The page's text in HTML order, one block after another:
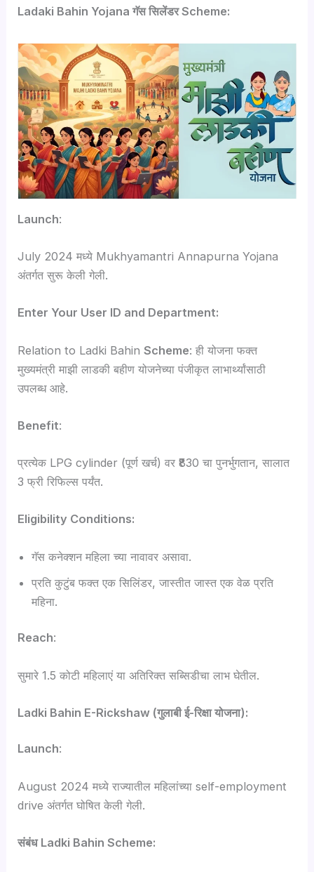
Ladaki Bahin Yojana गॅस सिलेंडर Scheme:
Launch:
July 2024 मध्ये Mukhyamantri Annapurna Yojana
अंतर्गत सुरू केली गेली.
Enter Your User ID and Department:
Relation to Ladki BahinScheme: ही योजना फक्त
मुख्यमंत्री माझी लाडकी बहीण योजनेच्या पंजीकृत लाभार्थ्यांसाठी
उपलब्ध आहे.
Benefit:
प्रत्येक LPG cylinder (पूर्ण खर्च) वर ₹830 चा पुनर्भुगतान, सालात
3 फ्री रिफिल्स पर्यंत.
Eligibility Conditions:
गॅस कनेक्शन महिला च्या नावावर असावा.
प्रति कुटुंब फक्त एक सिलिंडर, जास्तीत जास्त एक वेळ प्रति
महिना.
Reach:
सुमारे 1.5 कोटी महिलाएं या अतिरिक्त सब्सिडीचा लाभ घेतील.
Ladki Bahin E-Rickshaw (गुलाबी ई-रिक्षा योजना):
Launch:
August 2024 मध्ये राज्यातील महिलांच्या self-employment
drive अंतर्गत घोषित केली गेली.
संबंध Ladki Bahin Scheme: